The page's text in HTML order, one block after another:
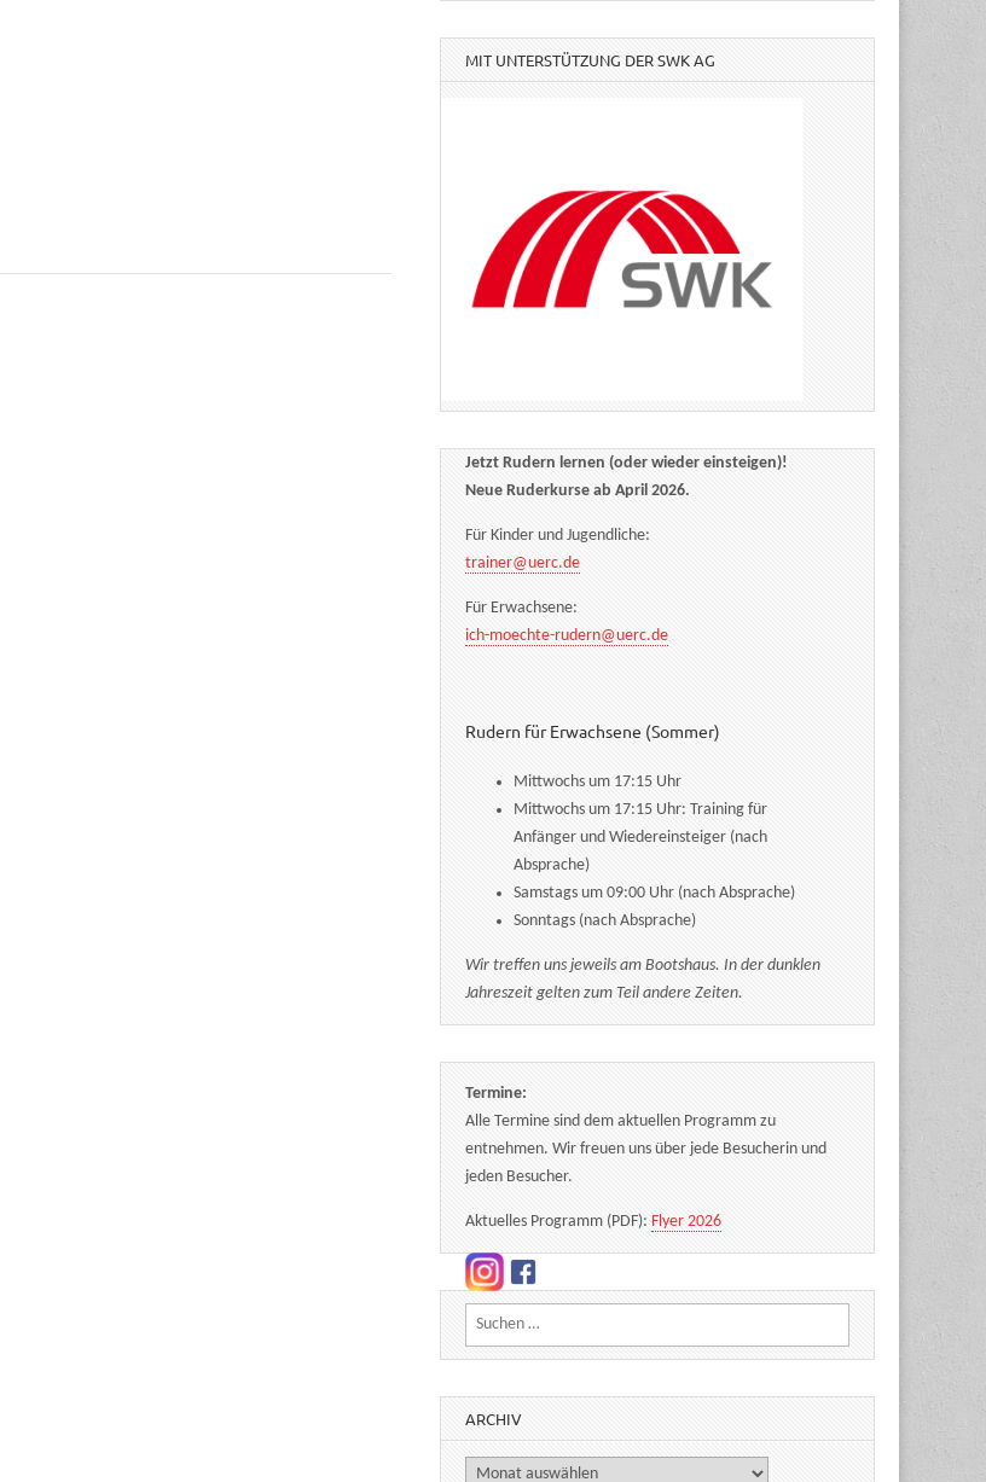
MIT UNTERSTÜTZUNG DER SWK AG
Jetzt Rudern lernen (oder wieder einsteigen)!
Neue Ruderkurse ab April 2026.
Für Kinder und Jugendliche:
trainer@uerc.de
Für Erwachsene:
ich-moechte-rudern@uerc.de
Rudern für Erwachsene (Sommer)
Mittwochs um 17:15 Uhr
Mittwochs um 17:15 Uhr: Training für
Anfänger und Wiedereinsteiger (nach
Absprache)
Samstags um 09:00 Uhr (nach Absprache)
Sonntags (nach Absprache)
Wir treffen uns jeweils am Bootshaus. In der dunklen
Jahreszeit gelten zum Teil andere Zeiten.
Termine:
Alle Termine sind dem aktuellen Programm zu
entnehmen. Wir freuen uns über jede Besucherin und
jeden Besucher.
Aktuelles Programm (PDF):Flyer 2026
Suchen nach:
ARCHIV
Archiv